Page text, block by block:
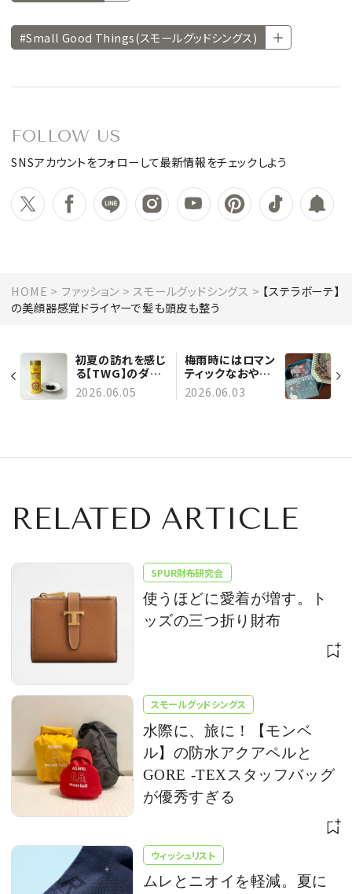
#Small Good Things(スモールグッドシングス)
FOLLOW US
SNSアカウントをフォローして最新情報をチェックしよう
HOME ファッション スモールグッドシングス
【ステラボーテ】
の美顔器感覚ドライヤーで髪も頭皮も整う
初夏の訪れを感じ
る【TWG】のダー
ジリンティー
2026.06.05
梅雨時にはロマン
ティックなおやつ
を。【小楽園】のう
さぎボンボン
2026.06.03
RELATED ARTICLE
SPUR財布研究会
使うほどに愛着が増す。ト
ッズの三つ折り財布
スモールグッドシングス
水際に、旅に！【モンベ
ル】の防水アクアペルと
GORE -TEXスタッフバッグ
が優秀すぎる
ウィッシュリスト
ムレとニオイを軽減。夏に